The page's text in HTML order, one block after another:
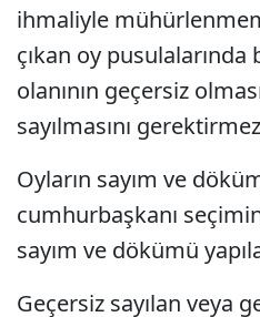
ihmaliyle
çıkan oy
olanının geçersiz
sayılmasını
Oyların sayım ve
cumhurbaşkanı
sayım ve dökümü
Geçersiz sayılan veya